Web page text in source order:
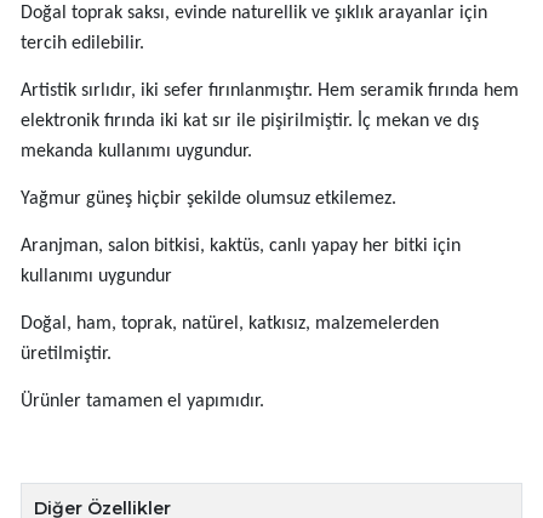
Doğal toprak saksı, evinde naturellik ve şıklık arayanlar için
tercih edilebilir.
Artistik sırlıdır, iki sefer fırınlanmıştır. Hem seramik fırında hem
elektronik fırında iki kat sır ile pişirilmiştir. İç mekan ve dış
mekanda kullanımı uygundur.
Yağmur güneş hiçbir şekilde olumsuz etkilemez.
Aranjman, salon bitkisi, kaktüs, canlı yapay her bitki için
kullanımı uygundur
Doğal, ham, toprak, natürel, katkısız, malzemelerden
üretilmiştir.
Ürünler tamamen el yapımıdır.
Diğer Özellikler